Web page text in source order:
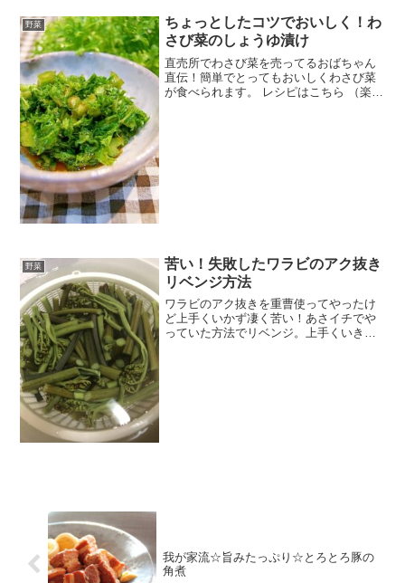
イルレモン...
野菜
ちょっとしたコツでおいしく！わ
さび菜のしょうゆ漬け
直売所でわさび菜を売ってるおばちゃん
直伝！簡単でとってもおいしくわさび菜
が食べられます。 レシピはこちら （楽天
野菜
苦い！失敗したワラビのアク抜き
リベンジ方法
ワラビのアク抜きを重曹使ってやったけ
ど上手くいかず凄く苦い！あさイチでや
っていた方法でリベンジ。上手くいきま
我が家流☆旨みたっぷり☆とろとろ豚の
角煮